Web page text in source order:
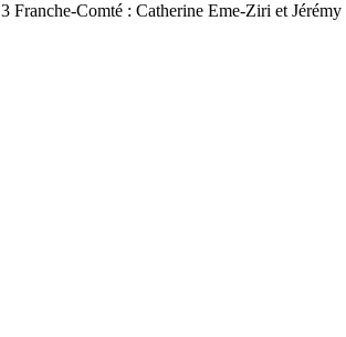
Franche-Comté : Catherine Eme-Ziri et